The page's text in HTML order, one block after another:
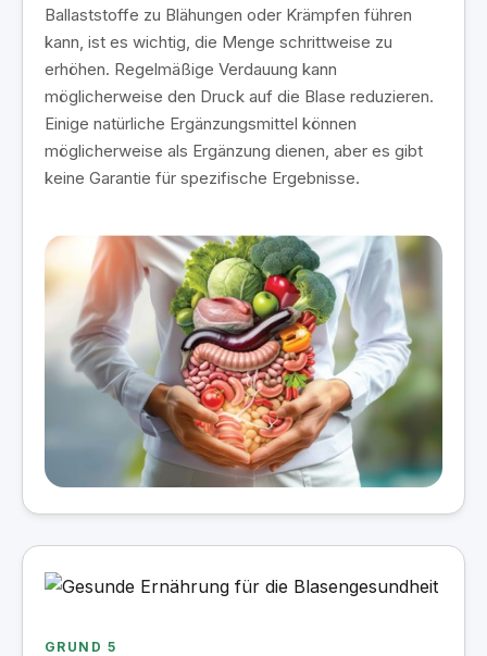
Ballaststoffe zu Blähungen oder Krämpfen führen
kann, ist es wichtig, die Menge schrittweise zu
erhöhen. Regelmäßige Verdauung kann
möglicherweise den Druck auf die Blase reduzieren.
Einige natürliche Ergänzungsmittel können
möglicherweise als Ergänzung dienen, aber es gibt
keine Garantie für spezifische Ergebnisse.
GRUND 5